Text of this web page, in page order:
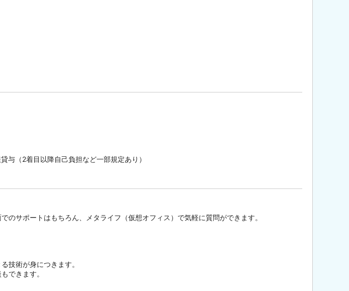
与（2着目以降自己負担など一部規定あり）
のサポートはもちろん、メタライフ（仮想オフィス）で気軽に質問ができます。
技術が身につきます。
できます。